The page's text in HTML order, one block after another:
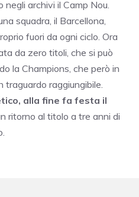
archivi il Camp Nou.
squadra, il Barcellona,
fuori da ogni ciclo. Ora
da zero titoli, che si può
la Champions, che però in
traguardo raggiungibile.
alla fine fa festa il
ritorno al titolo a tre anni di